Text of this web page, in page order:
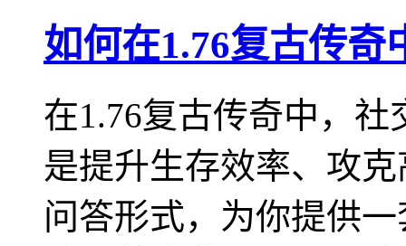
如何在1.76复古传
在1.76复古传奇中，
是提升生存效率、攻
问答形式，为你提供